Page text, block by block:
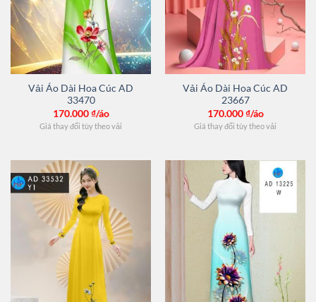
Vải Áo Dài Hoa Cúc AD
33470
170.000₫/áo
Giá thay đổi tùy theo vải
Vải Áo Dài Hoa Cúc AD
23667
170.000₫/áo
Giá thay đổi tùy theo vải